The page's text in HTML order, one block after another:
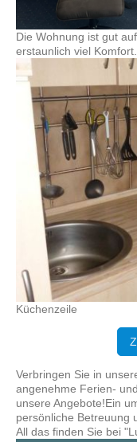
Die Wohnung ist gut
erstaunlich viel Komfort.
Küchenzeile
Verbringen Sie in
angenehme Ferien-
unsere Angebote!Ein
persönliche Betreuung
All das finden Sie bei